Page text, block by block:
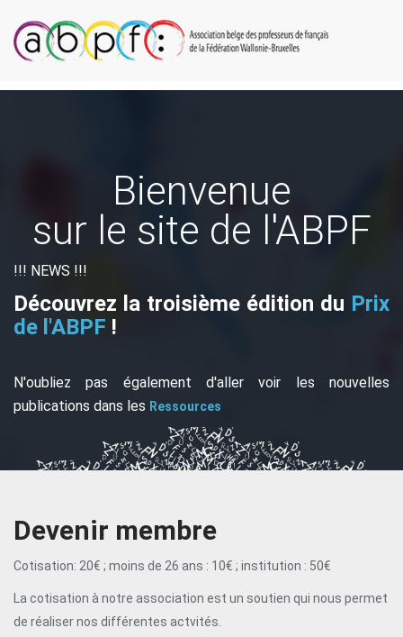
Bienvenue
sur le site de l'ABPF
!!! NEWS !!!
Découvrez la troisième édition du Prix
de l'ABPF !
N'oubliez pas également d'aller voir les nouvelles
publications dans les Ressources
Devenir membre
Cotisation: 20€ ; moins de 26 ans : 10€ ; institution : 50€
La cotisation à notre association est un soutien qui nous permet
de réaliser nos différentes actvités.